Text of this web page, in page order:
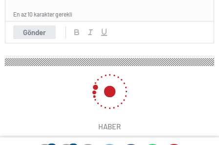
Gönder
En az 10 karakter gerekli
HABER